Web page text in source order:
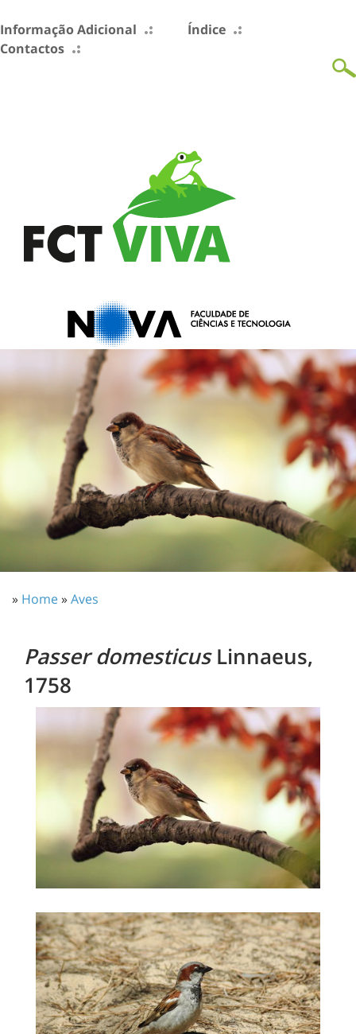
Informação Adicional
Índice
Contactos
» Home»Aves
Passer domesticusLinnaeus,
1758